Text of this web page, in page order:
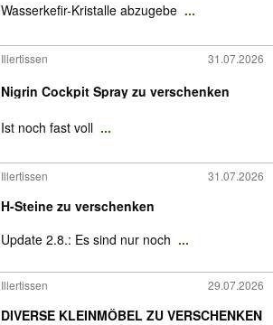
Wasserkefir-Kristalle abzugebe ...
Illertissen 31.07.2026
Nigrin Cockpit Spray zu verschenken
Ist noch fast voll ...
Illertissen 31.07.2026
H-Steine zu verschenken
Update 2.8.: Es sind nur noch ...
Illertissen 29.07.2026
DIVERSE KLEINMÖBEL ZU VERSCHENKEN